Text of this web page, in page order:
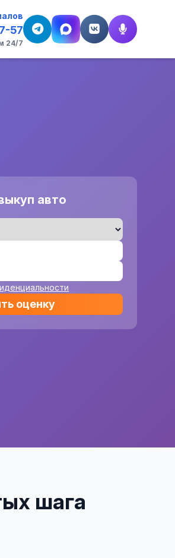
57
24/7
авто
оценку
шага